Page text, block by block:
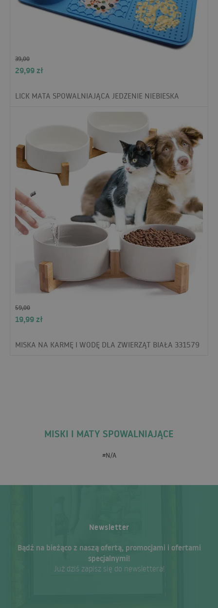
39,00
29,99zł
LICK MATA SPOWALNIAJĄCA JEDZENIE NIEBIESKA
59,00
19,99zł
MISKA NA KARMĘ I WODĘ DLA ZWIERZĄT BIAŁA 331579
MISKI I MATY SPOWALNIAJĄCE
#N/A
Newsletter
Bądź na bieżąco z naszą ofertą, promocjami i ofertami
specjalnymi!
Już dziś zapisz się do newslettera!